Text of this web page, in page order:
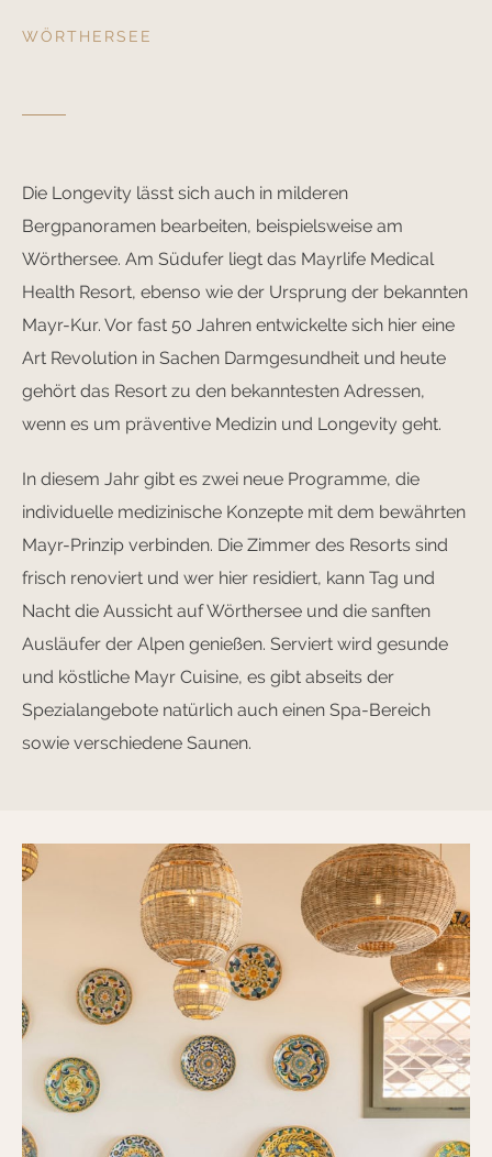
WÖRTHERSEE
Die Longevity lässt sich auch in milderen
Bergpanoramen bearbeiten, beispielsweise am
Wörthersee. Am Südufer liegt das Mayrlife Medical
Health Resort, ebenso wie der Ursprung der bekannten
Mayr-Kur. Vor fast 50 Jahren entwickelte sich hier eine
Art Revolution in Sachen Darmgesundheit und heute
gehört das Resort zu den bekanntesten Adressen,
wenn es um präventive Medizin und Longevity geht.
In diesem Jahr gibt es zwei neue Programme, die
individuelle medizinische Konzepte mit dem bewährten
Mayr-Prinzip verbinden. Die Zimmer des Resorts sind
frisch renoviert und wer hier residiert, kann Tag und
Nacht die Aussicht auf Wörthersee und die sanften
Ausläufer der Alpen genießen. Serviert wird gesunde
und köstliche Mayr Cuisine, es gibt abseits der
Spezialangebote natürlich auch einen Spa-Bereich
sowie verschiedene Saunen.